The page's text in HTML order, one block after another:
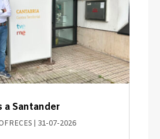
a Santander
31-07-2026